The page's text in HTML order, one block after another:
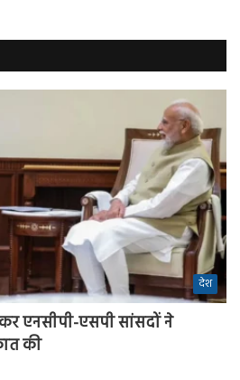
देश
एनसीपी-एसपी सांसदों ने
की